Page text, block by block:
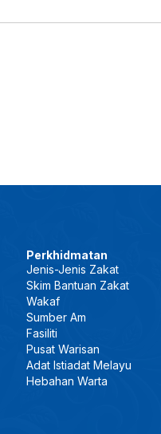
Perkhidmatan
Jenis-Jenis Zakat
Skim Bantuan Zakat
Wakaf
Sumber Am
Fasiliti
Pusat Warisan
Adat Istiadat Melayu
Hebahan Warta